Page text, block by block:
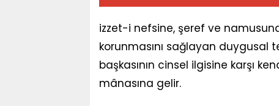
izzet-i nefsine, şeref ve
korunmasını sağlayan duygusal
başkasının cinsel ilgisine karşı
mânasına gelir.